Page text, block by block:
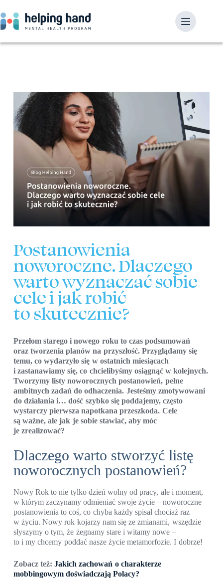
Postanowienia
noworoczne. Dlaczego
warto wyznaczać sobie
cele i jak robić
to skutecznie?
Przełom starego i nowego roku to czas podsumowań
oraz tworzenia planów na przyszłość. Przyglądamy się
temu, co wydarzyło się w ostatnich miesiącach
i zastanawiamy się, co chcielibyśmy osiągnąć w kolejnych.
Tworzymy listy noworocznych postanowień, pełne
ambitnych zadań do odhaczenia. Jesteśmy zmotywowani
do działania i… dość szybko się poddajemy, często
wystarczy pierwsza napotkana przeszkoda. Cele
są ważne, ale jak je sobie stawiać, aby móc
je zrealizować?
Dlaczego warto stworzyć listę
noworocznych postanowień?
Nowy Rok to nie tylko dzień wolny od pracy, ale i moment,
w którym zaczynamy odmieniać swoje życie – noworoczne
postanowienia to coś, co chyba każdy spisał chociaż raz
w życiu. Nowy rok kojarzy nam się ze zmianami, wszędzie
słyszymy o tym, że żegnamy stare i witamy nowe –
to i my chcemy poddać nasze życie metamorfozie. I dobrze!
Zobacz też:Jakich zachowań o charakterze
mobbingowym doświadczają Polacy?